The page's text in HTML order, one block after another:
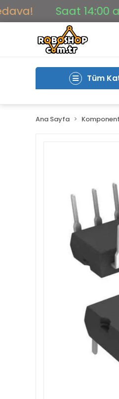
Saat 14:00 a
Tüm
Ana Sayfa Komponent